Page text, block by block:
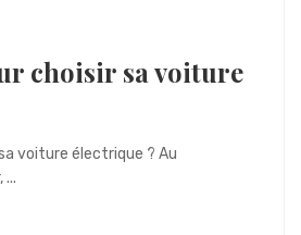
choisir sa voiture
voiture électrique ? Au